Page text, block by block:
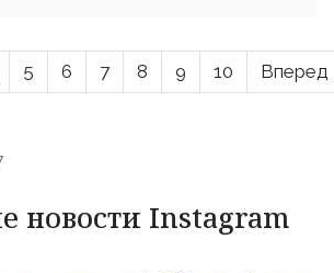
5 6 7 8 9 10 Вперед
новости Instagram